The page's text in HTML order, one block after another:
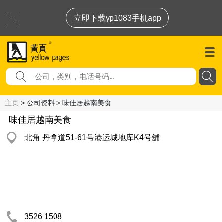
立即下载yp1083手机app
主页 > 公司资料 > 味佳居越南美食
味佳居越南美食
北角 丹拿道51-61号港运城地库K4号舖
3526 1508